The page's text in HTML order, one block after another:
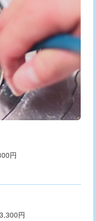
円
円~
円
円
円
円
円
円
円
円